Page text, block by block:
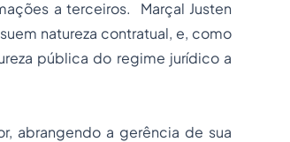
a terceiros. Marçal Justen
natureza contratual, e, como
pública do regime jurídicoa
abrangendo a gerência de sua